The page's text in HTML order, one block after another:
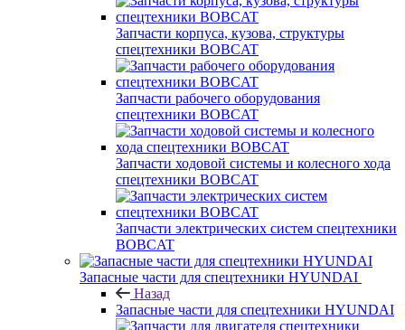
Запчасти корпуса, кузова, структуры
спецтехники BOBCAT
Запчасти рабочего оборудования
спецтехники BOBCAT
Запчасти ходовой системы и колесного хода
спецтехники BOBCAT
Запчасти электрических систем спецтехники
BOBCAT
Запасные части для спецтехники HYUNDAI
Назад
Запасные части для спецтехники HYUNDAI